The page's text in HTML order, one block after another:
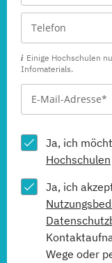
Einige Hochschulen
Infomaterials.
Ja, ich
Hochschulen
Ja, ich
Wege oder